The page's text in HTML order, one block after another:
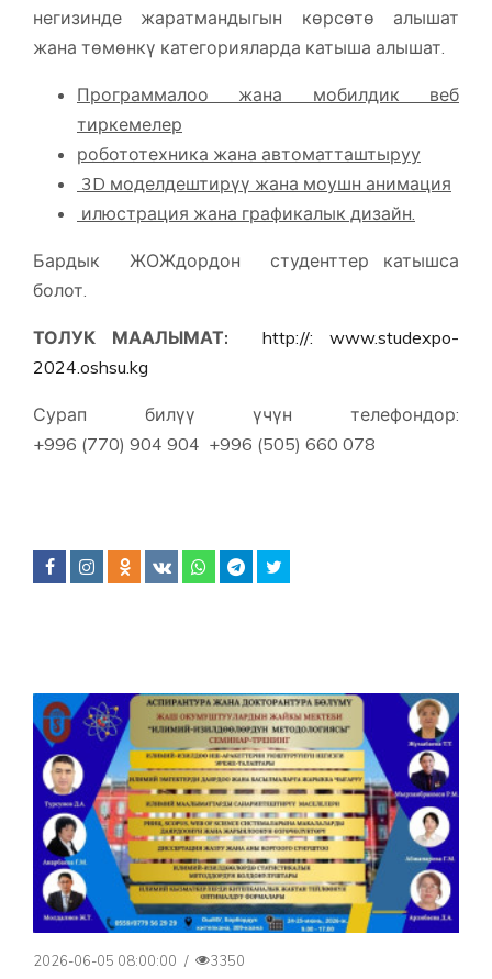
негизинде жаратмандыгын көрсөтө алышат
жана төмөнкү категорияларда катыша алышат.
Программалоо жана мобилдик веб
тиркемелер
робототехника жана автоматташтыруу
3D моделдештирүү жана моушн анимация
илюстрация жана графикалык дизайн.
Бардык ЖОЖдордон студенттер катышса
болот.
ТОЛУК МААЛЫМАТ:
http://: www.studexpo-
2024.oshsu.kg
Сурап билүү үчүн телефондор:
+996 (770) 904 904 +996 (505) 660 078
2026-06-05 08:00:00 / 3350